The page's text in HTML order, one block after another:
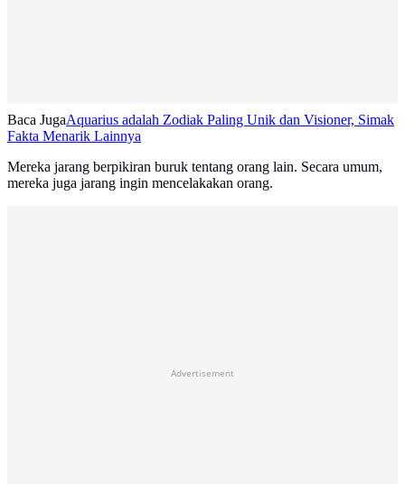
Baca JugaAquarius adalah Zodiak Paling Unik dan Visioner, Simak
Fakta Menarik Lainnya
Mereka jarang berpikiran buruk tentang orang lain. Secara umum,
mereka juga jarang ingin mencelakakan orang.
Advertisement